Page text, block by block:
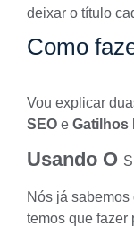
deixar o título
Como
Vou explicar
SEO e Gatilhos
Usando O
Nós já sabemos
temos que fazer